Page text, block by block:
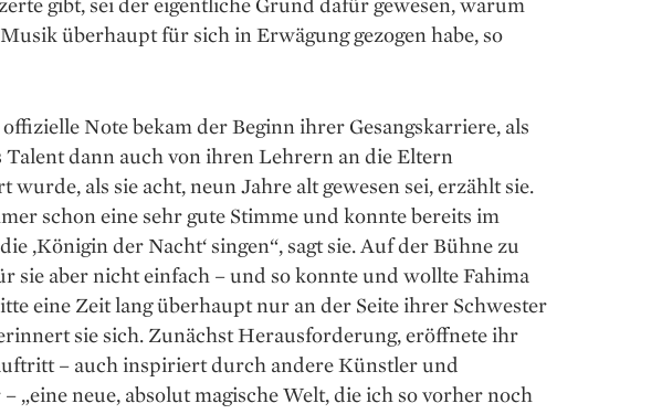
überhaupt für sich in Erwägung gezogen habe, so
Note bekam der Beginn ihrer Gesangskarriere, als
Talent dann auch von ihren Lehrern an die Eltern
wurde, als sie acht, neun Jahre alt gewesen sei, erzählt sie.
schon eine sehr gute Stimme und konnte bereits im
,Königin der Nacht‘ singen“, sagt sie. Auf der Bühne zu
sie aber nicht einfach – und so konnte und wollte Fahima
eine Zeit lang überhaupt nur an der Seite ihrer Schwester
sie sich. Zunächst Herausforderung, eröffnete ihr
– auch inspiriert durch andere Künstler und
„eine neue, absolut magische Welt, die ich so vorher noch